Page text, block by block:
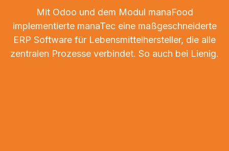
Mit Odoo und dem Modul manaFood
implementierte manaTec eine maßgeschneiderte
ERP Software für Lebensmittelhersteller, die alle
zentralen Prozesse verbindet. So auch bei Lienig.